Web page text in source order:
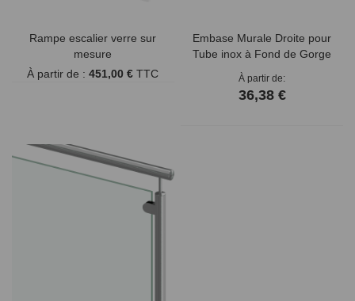
Rampe escalier verre sur
mesure
À partir de :451,00 € TTC
Embase Murale Droite pour
Tube inox à Fond de Gorge
À partir de
36,38 €